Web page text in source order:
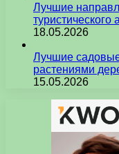
Лучшие
туристического
18.05.2026
Лучшие
растениями
15.05.2026